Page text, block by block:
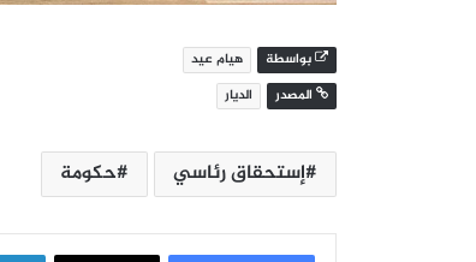
بواسطة
هيام عيد
المصدر
الديار
إستحقاق رئاسي حكومة